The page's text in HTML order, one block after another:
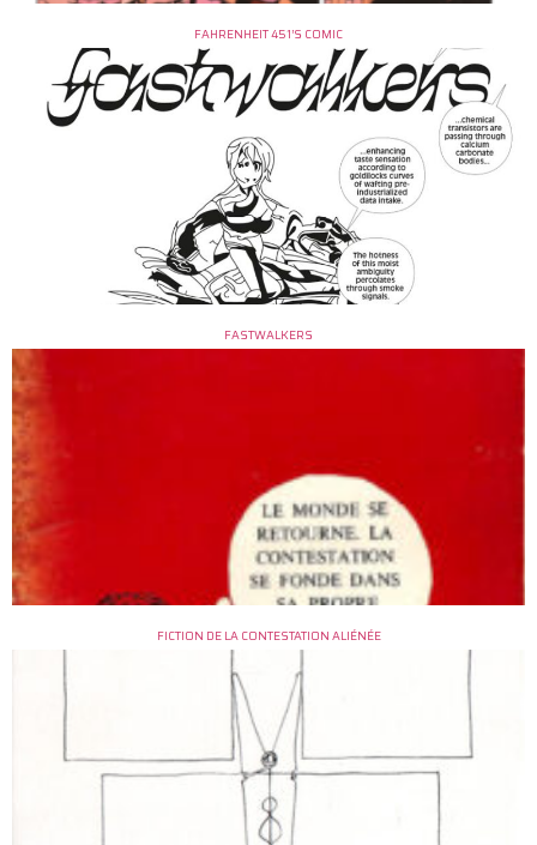
FAHRENHEIT 451’S COMIC
FASTWALKERS
FICTION DE LA CONTESTATION ALIÉNÉE